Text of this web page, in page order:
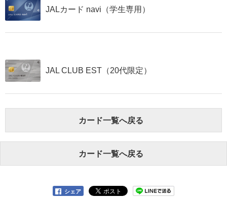
JALカード navi（学生専用）
JAL CLUB EST（20代限定）
カード一覧へ戻る
カード一覧へ戻る
シェア